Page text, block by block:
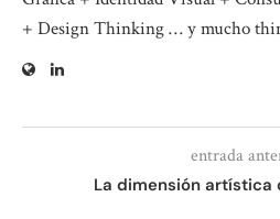
+ Design Thinking … y mucho
entrada
La dimensión artística